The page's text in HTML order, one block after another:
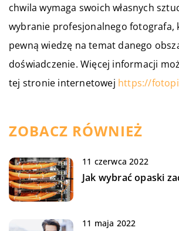
chwila wymaga swoich własnych
wybranie profesjonalnego fotografa,
pewną wiedzę na temat danego
doświadczenie. Więcej informacji
tej stronie internetowej https://
ZOBACZ RÓWNIEŻ
11 czerwca 2022
Jak wybrać opaski
11 maja 2022